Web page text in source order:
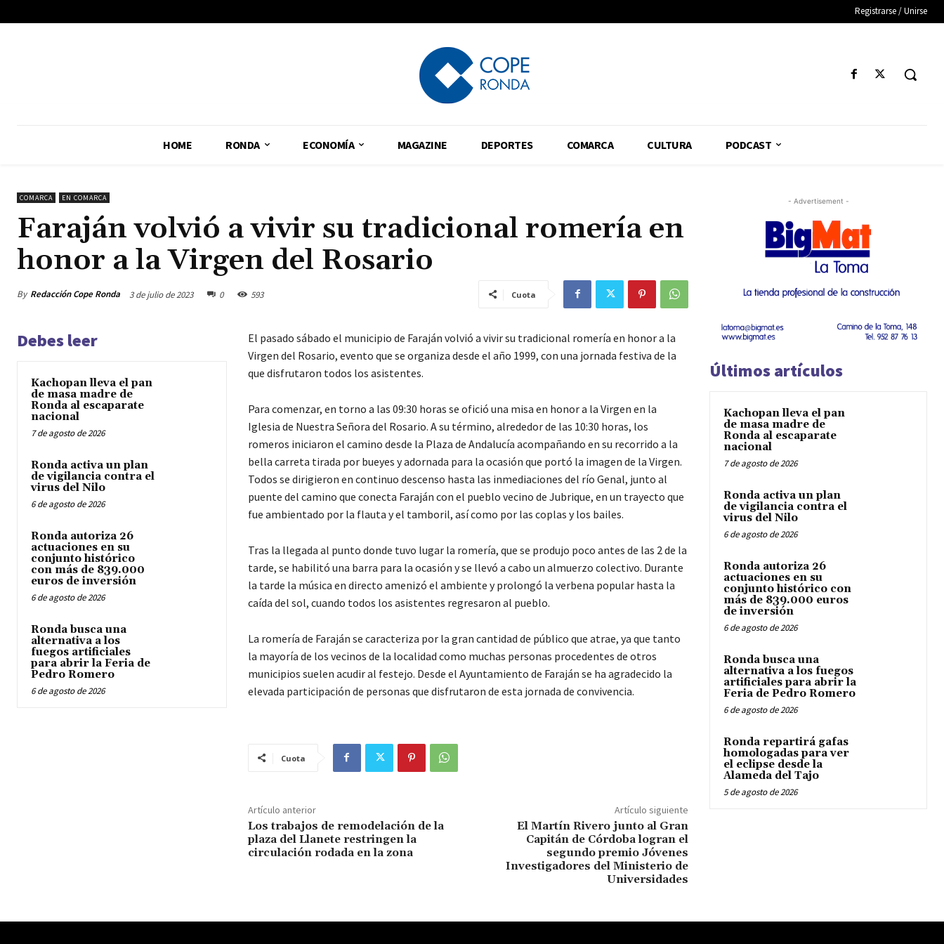
Registrarse / Unirse
HOME RONDA ECONOMÍA MAGAZINE DEPORTES COMARCA CULTURA PODCAST
COMARCA EN COMARCA
Faraján volvió a vivir su tradicional romería en
honor a la Virgen del Rosario
By Redacción Cope Ronda 3 de julio de 2023 0 593 Cuota
Debes leer
Kachopan lleva el pan
de masa madre de
Ronda al escaparate
nacional
7 de agosto de 2026
Ronda activa un plan
de vigilancia contra el
virus del Nilo
6 de agosto de 2026
Ronda autoriza 26
actuaciones en su
conjunto histórico
con más de 839.000
euros de inversión
6 de agosto de 2026
Ronda busca una
alternativa a los
fuegos artificiales
para abrir la Feria de
Pedro Romero
6 de agosto de 2026
El pasado sábado el municipio de Faraján volvió a vivir su tradicional romería en honor a la
Virgen del Rosario, evento que se organiza desde el año 1999, con una jornada festiva de la
que disfrutaron todos los asistentes.
Para comenzar, en torno a las 09:30 horas se ofició una misa en honor a la Virgen en la
Iglesia de Nuestra Señora del Rosario. A su término, alrededor de las 10:30 horas, los
romeros iniciaron el camino desde la Plaza de Andalucía acompañando en su recorrido a la
bella carreta tirada por bueyes y adornada para la ocasión que portó la imagen de la Virgen.
Todos se dirigieron en continuo descenso hasta las inmediaciones del río Genal, junto al
puente del camino que conecta Faraján con el pueblo vecino de Jubrique, en un trayecto que
fue ambientado por la flauta y el tamboril, así como por las coplas y los bailes.
Tras la llegada al punto donde tuvo lugar la romería, que se produjo poco antes de las 2 de la
tarde, se habilitó una barra para la ocasión y se llevó a cabo un almuerzo colectivo. Durante
la tarde la música en directo amenizó el ambiente y prolongó la verbena popular hasta la
caída del sol, cuando todos los asistentes regresaron al pueblo.
La romería de Faraján se caracteriza por la gran cantidad de público que atrae, ya que tanto
la mayoría de los vecinos de la localidad como muchas personas procedentes de otros
municipios suelen acudir al festejo. Desde el Ayuntamiento de Faraján se ha agradecido la
elevada participación de personas que disfrutaron de esta jornada de convivencia.
Cuota
Artículo anterior
Los trabajos de remodelación de la
plaza del Llanete restringen la
circulación rodada en la zona
Artículo siguiente
El Martín Rivero junto al Gran
Capitán de Córdoba logran el
segundo premio Jóvenes
Investigadores del Ministerio de
Universidades
- Advertisement -
Últimos artículos
Kachopan lleva el pan
de masa madre de
Ronda al escaparate
nacional
7 de agosto de 2026
Ronda activa un plan
de vigilancia contra el
virus del Nilo
6 de agosto de 2026
Ronda autoriza 26
actuaciones en su
conjunto histórico con
más de 839.000 euros
de inversión
6 de agosto de 2026
Ronda busca una
alternativa a los fuegos
artificiales para abrir la
Feria de Pedro Romero
6 de agosto de 2026
Ronda repartirá gafas
homologadas para ver
el eclipse desde la
Alameda del Tajo
5 de agosto de 2026